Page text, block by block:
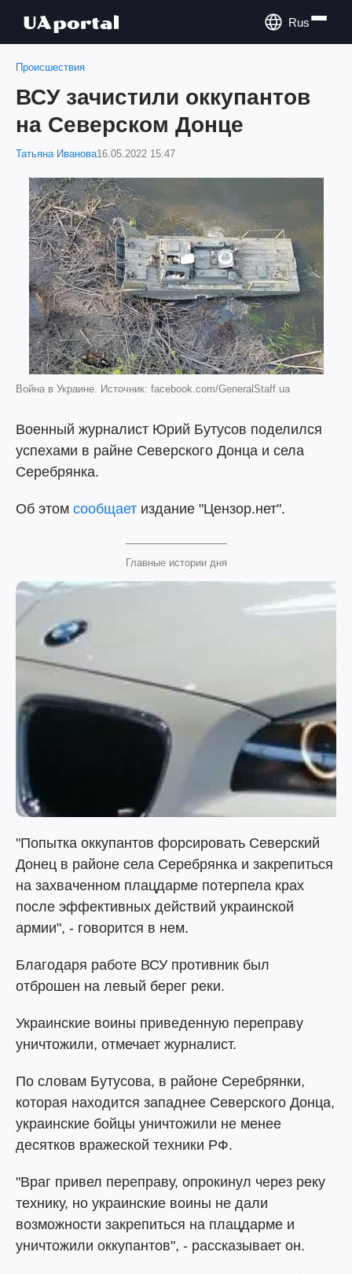
Rus
Происшествия
ВСУ зачистили оккупантов
на Северском Донце
Татьяна Иванова16.05.2022 15:47
Война в Украине. Источник: facebook.com/GeneralStaff.ua
Военный журналист Юрий Бутусов поделился
успехами в райне Северского Донца и села
Серебрянка.
Об этом сообщает издание "Цензор.нет".
Главные истории дня
"Попытка оккупантов форсировать Северский
Донец в районе села Серебрянка и закрепиться
на захваченном плацдарме потерпела крах
после эффективных действий украинской
армии", - говорится в нем.
Благодаря работе ВСУ противник был
отброшен на левый берег реки.
Украинские воины приведенную переправу
уничтожили, отмечает журналист.
По словам Бутусова, в районе Серебрянки,
которая находится западнее Северского Донца,
украинские бойцы уничтожили не менее
десятков вражеской техники РФ.
"Враг привел переправу, опрокинул через реку
технику, но украинские воины не дали
возможности закрепиться на плацдарме и
уничтожили оккупантов", - рассказывает он.